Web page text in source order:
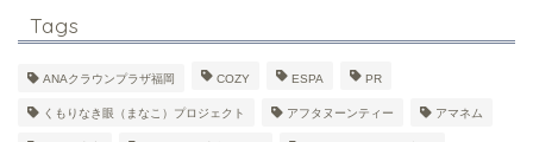
Tags
ANAクラウンプラザ福岡 COZY ESPA PR
くもりなき眼（まなこ）プロジェクト アフタヌーンティー アマネム